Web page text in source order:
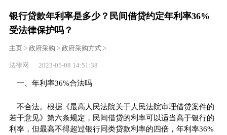
银行贷款年利率是多少？民间借贷约定年利率36%
受法律保护吗？
主页> 政府采购 > 政府采购方式>
法律网 2023-05-08 14:51:38
一、年利率36%合法吗
不合法。根据《最高人民法院关于人民法院审理借贷案件的
若干意见》第六条规定，民间借贷的利率可以适当高于银行的
利率，但最高不得超过银行同类贷款利率的四倍，年利率36%